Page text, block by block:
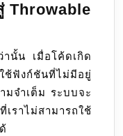
Throwable
นั้น เมื่อโค้ดเกิด
ช้ฟังก์ชันที่ไม่มีอยู่
มจำเต็ม ระบบจะ
าไม่สามารถใช้